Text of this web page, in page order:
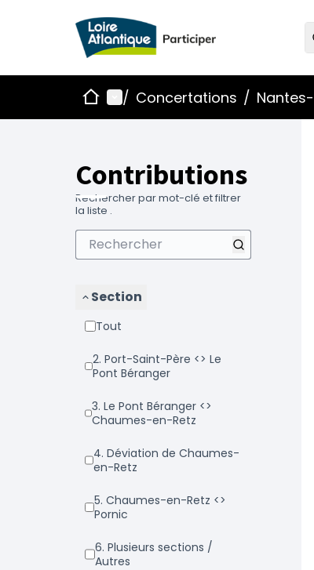
AccueilMenu principal
/ Concertations /
Contributions
Rechercher par mot-clé et filtrer
la liste .
Section
Tout
2. Port-Saint-Père <> Le
Pont Béranger
3. Le Pont Béranger <>
Chaumes-en-Retz
4. Déviation de Chaumes-
en-Retz
5. Chaumes-en-Retz <>
Pornic
6. Plusieurs sections /
Autres